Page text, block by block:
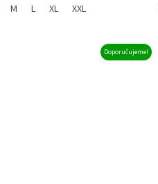
M L XL XXL
Doporučujeme!